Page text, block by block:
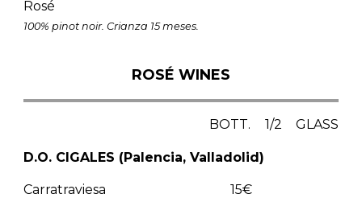
Rosé
100% pinot noir. Crianza 15 meses.
ROSÉ WINES
BOTT. 1/2 GLASS
D.O. CIGALES (Palencia, Valladolid)
Carratraviesa 15€